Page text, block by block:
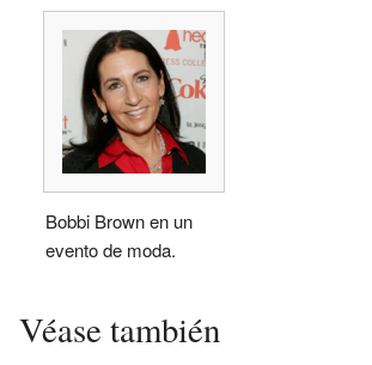
Bobbi Brown en un
evento de moda.
Véase también